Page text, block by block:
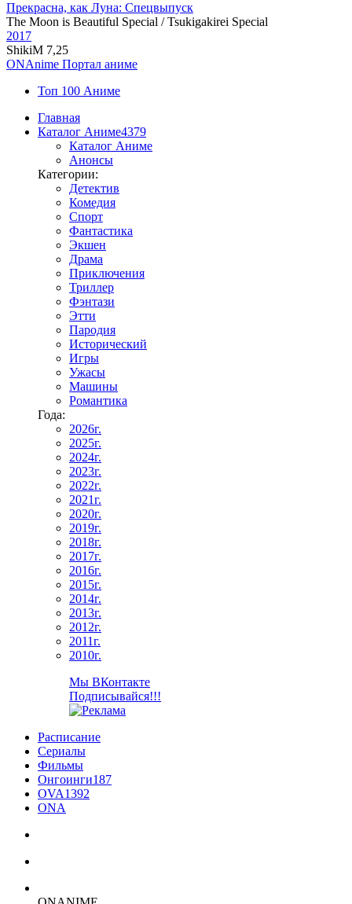
Прекрасна, как Луна: Спецвыпуск
The Moon is Beautiful Special / Tsukigakirei Special
2017
ShikiM 7,25
ONAnime Портал аниме
Топ 100 Аниме
Главная
Каталог Аниме4379
Каталог Аниме
Анонсы
Категории:
Детектив
Комедия
Спорт
Фантастика
Экшен
Драма
Приключения
Триллер
Фэнтази
Этти
Пародия
Исторический
Игры
Ужасы
Машины
Романтика
Года:
2026г.
2025г.
2024г.
2023г.
2022г.
2021г.
2020г.
2019г.
2018г.
2017г.
2016г.
2015г.
2014г.
2013г.
2012г.
2011г.
2010г.
Мы ВКонтакте
Подписывайся!!!
Расписание
Сериалы
Фильмы
Онгоинги187
OVA1392
ONA